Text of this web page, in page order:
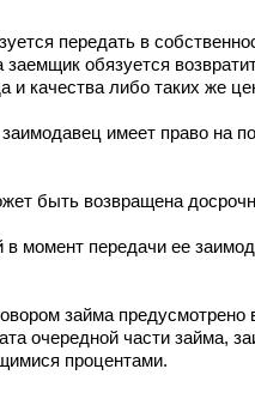
передать в
обязуется
качества либо таких же
имеет право на
быть возвращена
момент передачи ее
займа
очередной части займа,
процентами.